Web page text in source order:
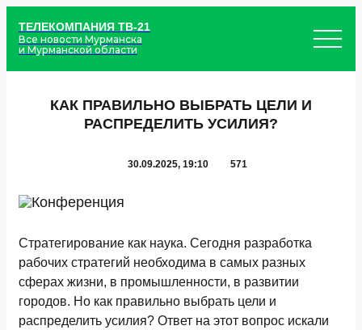
ТЕЛЕКОМПАНИЯ ТВ-21
Все новости Мурманска
и Мурманской области
КАК ПРАВИЛЬНО ВЫБРАТЬ ЦЕЛИ И
РАСПРЕДЕЛИТЬ УСИЛИЯ?
30.09.2025, 19:10 571
Стратегирование как наука. Сегодня разработка
рабочих стратегий необходима в самых разных
сферах жизни, в промышленности, в развитии
городов. Но как правильно выбрать цели и
распределить усилия? Ответ на этот вопрос искали